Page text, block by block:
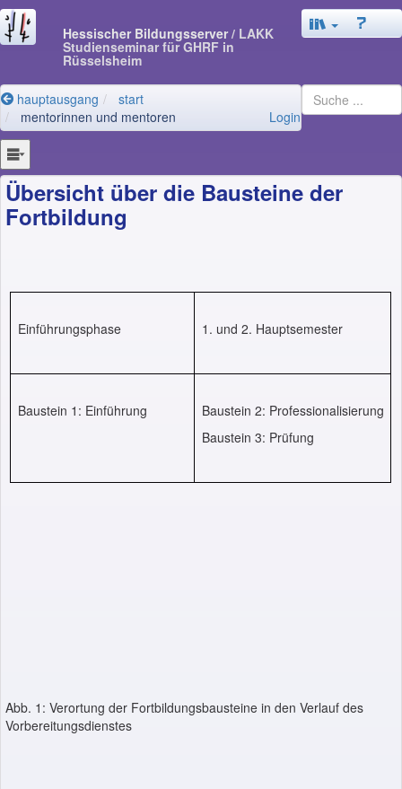
Hessischer Bildungsserver/ LAKK
Studienseminar für GHRF in
Rüsselsheim
hauptausgang
start
mentorinnen und mentoren
Login
Übersicht über die Bausteine der
Fortbildung
Einführungsphase 1. und 2. Hauptsemester
Baustein 1: Einführung
Baustein 2: Professionalisierung
Baustein 3: Prüfung
Abb. 1: Verortung der Fortbildungsbausteine in den Verlauf des
Vorbereitungsdienstes